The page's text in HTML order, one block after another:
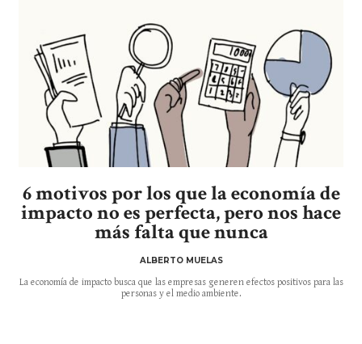
6 motivos por los que la economía de
impacto no es perfecta, pero nos hace
más falta que nunca
ALBERTO MUELAS
La economía de impacto busca que las empresas generen efectos positivos para las
personas y el medio ambiente.